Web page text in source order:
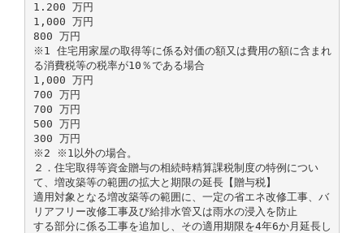
1.200 万円
1,000 万円
800 万円
※1 住宅用家屋の取得等に係る対価の額又は費用の額に含まれ
る消費税等の税率が10％である場合
1,000 万円
700 万円
700 万円
500 万円
300 万円
※2 ※1以外の場合。
２．住宅取得等資金贈与の相続時精算課税制度の特例につい
て、増改築等の範囲の拡大と期限の延長【贈与税】
適用対象となる増改築等の範囲に、一定の省エネ改修工事、バ
リアフリー改修工事及び給排水管又は雨水の浸入を防止
する部分に係る工事を追加し、その適用期限を4年6か月延長し